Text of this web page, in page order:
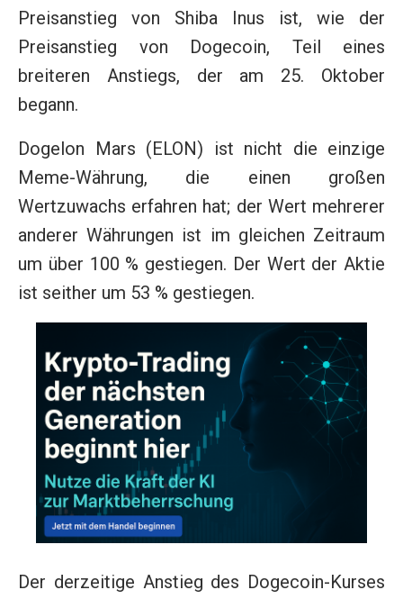
Preisanstieg von Shiba Inus ist, wie der
Preisanstieg von Dogecoin, Teil eines
breiteren Anstiegs, der am 25. Oktober
begann.
Dogelon Mars (ELON) ist nicht die einzige
Meme-Währung, die einen großen
Wertzuwachs erfahren hat; der Wert mehrerer
anderer Währungen ist im gleichen Zeitraum
um über 100 % gestiegen. Der Wert der Aktie
ist seither um 53 % gestiegen.
Der derzeitige Anstieg des Dogecoin-Kurses